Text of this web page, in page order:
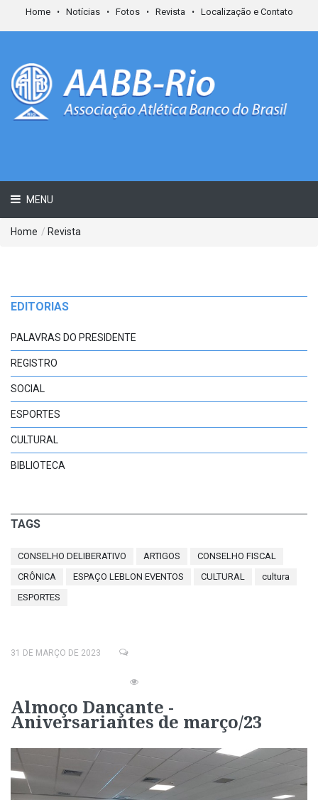
Home Notícias Fotos Revista Localização e Contato
MENU
Home / Revista
EDITORIAS
PALAVRAS DO PRESIDENTE
REGISTRO
SOCIAL
ESPORTES
CULTURAL
BIBLIOTECA
TAGS
CONSELHO DELIBERATIVO ARTIGOS
CONSELHO FISCAL
CRÔNICA
ESPAÇO LEBLON EVENTOS CULTURAL
cultura
ESPORTES
31 DE MARÇO DE 2023
Almoço Dançante -
Aniversariantes de março/23